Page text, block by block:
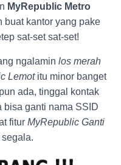
MyRepublic Metro
buat kantor yang pake
sat-set sat-set!
ngalamin los merah
Lemotitu minor banget
ada, tinggal kontak
ganti nama SSID
fitur MyRepublic Ganti